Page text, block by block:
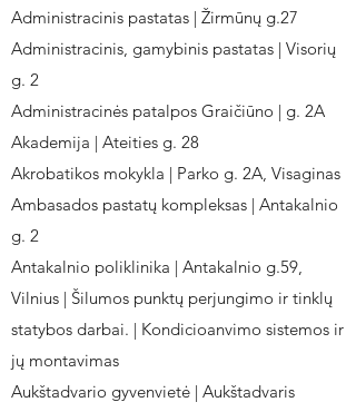
Administracinis pastatas | Žirmūnų g.27
Administracinis, gamybinis pastatas | Visorių
g. 2
Administracinės patalpos Graičiūno | g. 2A
Akademija | Ateities g. 28
Akrobatikos mokykla | Parko g. 2A, Visaginas
Ambasados pastatų kompleksas | Antakalnio
g. 2
Antakalnio poliklinika | Antakalnio g.59,
Vilnius | Šilumos punktų perjungimo ir tinklų
statybos darbai. | Kondicioanvimo sistemos ir
jų montavimas
Aukštadvario gyvenvietė | Aukštadvaris